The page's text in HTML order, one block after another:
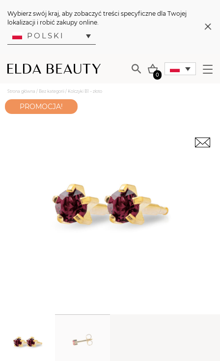
Wybierz swój kraj, aby zobaczyć treści specyficzne dla Twojej
lokalizacji i robić zakupy online.
POLSKI
0
Suma koszyka (
Strona główna / Bez kategorii / Kolczyki B1 – złoto
PROMOCJA!